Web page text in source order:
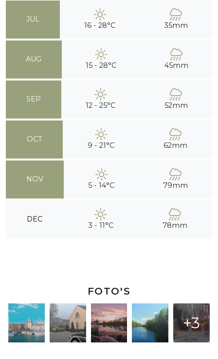
JUL
16 - 28°C 35mm
AUG
15 - 28°C 45mm
SEP
12 - 25°C 52mm
OCT
9 - 21°C 62mm
NOV
5 - 14°C 79mm
DEC
3 - 11°C 78mm
FOTO'S
+3